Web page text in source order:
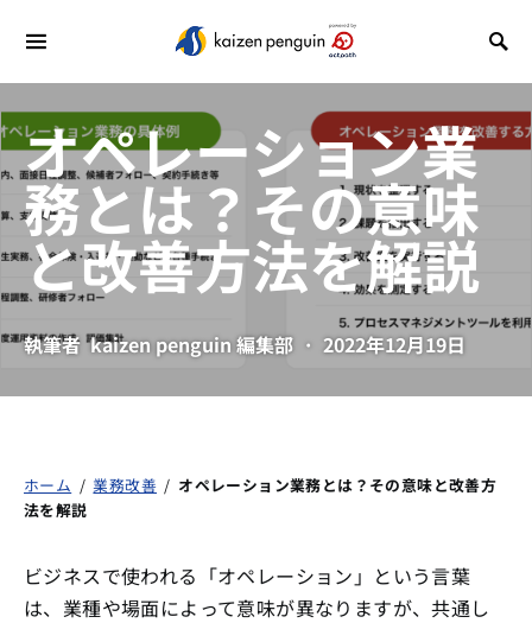
オペレーション業
務とは？その意味
と改善方法を解説
執筆者 kaizen penguin 編集部 2022年12月19日
ホーム / 業務改善 / オペレーション業務とは？その意味と改善方
法を解説
ビジネスで使われる「オペレーション」という言葉
は、業種や場面によって意味が異なりますが、共通し